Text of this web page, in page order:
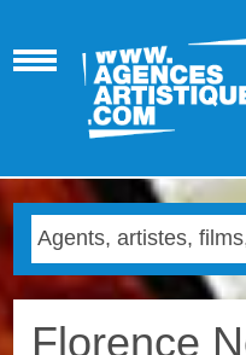
Florence